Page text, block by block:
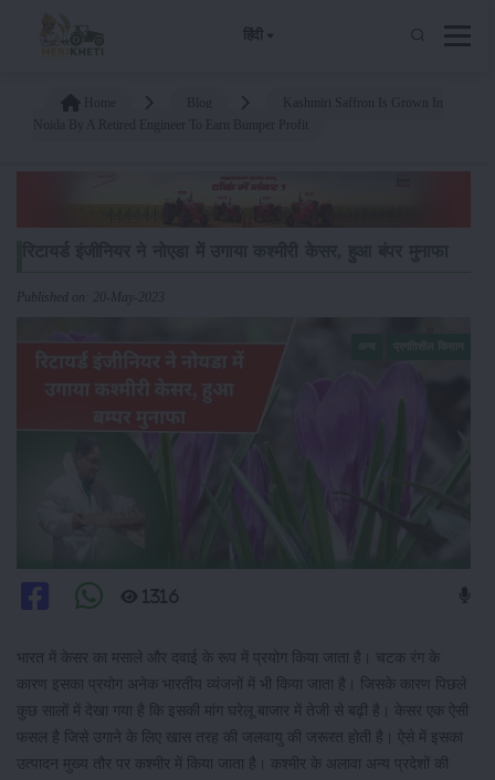
हिंदी
Published on: 20-May-2023
1316
भारत में केसर का मसाले और दवाई के रूप में प्रयोग किया जाता है। चटक रंग के
कारण इसका प्रयोग अनेक भारतीय व्यंजनों में भी किया जाता है। जिसके कारण पिछले
कुछ सालों में देखा गया है कि इसकी मांग घरेलू बाजार में तेजी से बढ़ी है। केसर एक ऐसी
फसल है जिसे उगाने के लिए खास तरह की जलवायु की जरूरत होती है। ऐसे में इसका
उत्पादन मुख्य तौर पर कश्मीर में किया जाता है। कश्मीर के अलावा अन्य प्रदेशों की